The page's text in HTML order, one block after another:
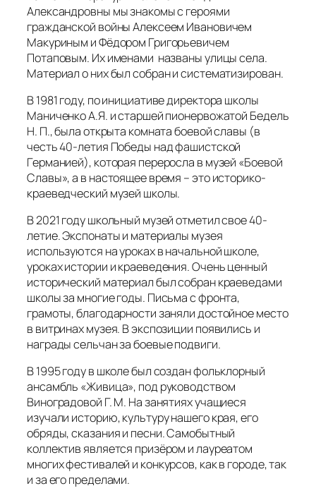
Александровны мы знакомы с героями
гражданской войны Алексеем Ивановичем
Макуриным и Фёдором Григорьевичем
Потаповым. Их именами названы улицы села.
Материал о них был собран и систематизирован.
В 1981 году, по инициативе директора школы
Маниченко А.Я. и старшей пионервожатой Бедель
Н. П., была открыта комната боевой славы (в
честь 40-летия Победы над фашистской
Германией), которая переросла в музей «Боевой
Славы», а в настоящее время – это историко-
краеведческий музей школы.
В 2021 году школьный музей отметил свое 40-
летие. Экспонаты и материалы музея
используются на уроках в начальной школе,
уроках истории и краеведения. Очень ценный
исторический материал был собран краеведами
школы за многие годы. Письма с фронта,
грамоты, благодарности заняли достойное место
в витринах музея. В экспозиции появились и
награды сельчан за боевые подвиги.
В 1995 году в школе был создан фольклорный
ансамбль «Живица», под руководством
Виноградовой Г. М. На занятиях учащиеся
изучали историю, культуру нашего края, его
обряды, сказания и песни. Самобытный
коллектив является призёром и лауреатом
многих фестивалей и конкурсов, как в городе, так
и за его пределами.